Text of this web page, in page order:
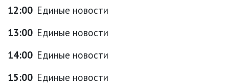
12:00 Единые новости
13:00 Единые новости
14:00 Единые новости
15:00 Единые новости